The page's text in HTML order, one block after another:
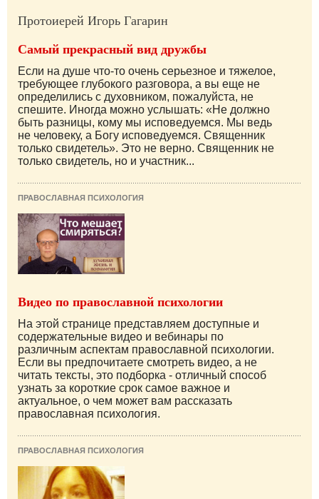
Протоиерей Игорь Гагарин
Самый прекрасный вид дружбы
Если на душе что-то очень серьезное и тяжелое,
требующее глубокого разговора, а вы еще не
определились с духовником, пожалуйста, не
спешите. Иногда можно услышать: «Не должно
быть разницы, кому мы исповедуемся. Мы ведь
не человеку, а Богу исповедуемся. Священник
только свидетель». Это не верно. Священник не
только свидетель, но и участник...
ПРАВОСЛАВНАЯ ПСИХОЛОГИЯ
Видео по православной психологии
На этой странице представляем доступные и
содержательные видео и вебинары по
различным аспектам православной психологии.
Если вы предпочитаете смотреть видео, а не
читать тексты, это подборка - отличный способ
узнать за короткие срок самое важное и
актуальное, о чем может вам рассказать
православная психология.
ПРАВОСЛАВНАЯ ПСИХОЛОГИЯ